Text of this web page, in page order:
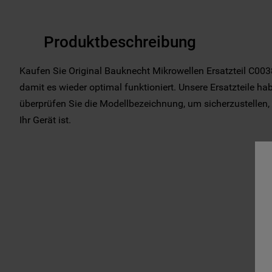
Produktbeschreibung
Kaufen Sie Original Bauknecht Mikrowellen Ersatzteil
damit es wieder optimal funktioniert. Unsere Ersatzteile
überprüfen Sie die Modellbezeichnung, um
Ihr Gerät ist.